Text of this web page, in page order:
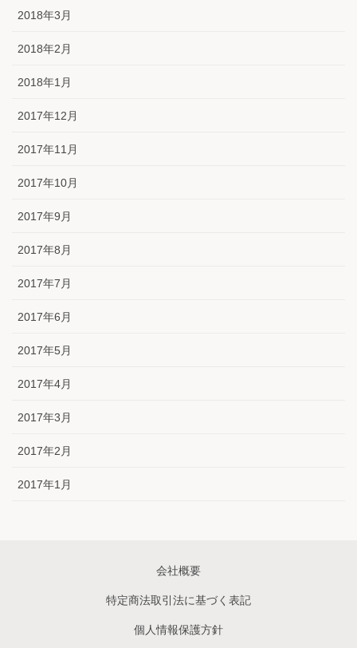
2018年3月
2018年2月
2018年1月
2017年12月
2017年11月
2017年10月
2017年9月
2017年8月
2017年7月
2017年6月
2017年5月
2017年4月
2017年3月
2017年2月
2017年1月
会社概要
特定商法取引法に基づく表記
個人情報保護方針